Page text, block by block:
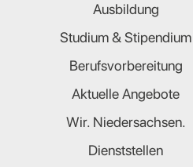
Ausbildung
Studium & Stipendium
Berufsvorbereitung
Aktuelle Angebote
Wir. Niedersachsen.
Dienststellen